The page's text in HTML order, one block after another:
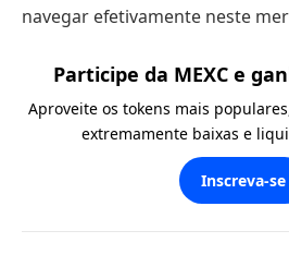
navegar efetivamente neste
Participe da MEXC e
Aproveite os tokens mais
extremamente baixas e
Inscreva-se